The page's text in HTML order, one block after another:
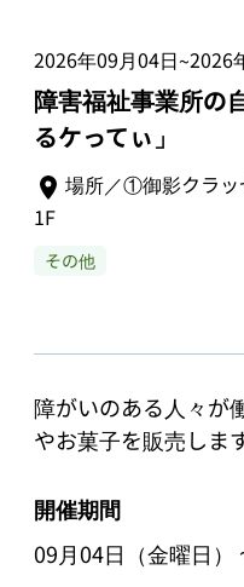
2026年09月04日~2026
障害福祉事業所の
るケってぃ」
場所／①御影クラ
1F
その他
障がいのある人々が
やお菓子を販売します
開催期間
09月04日（金曜日）